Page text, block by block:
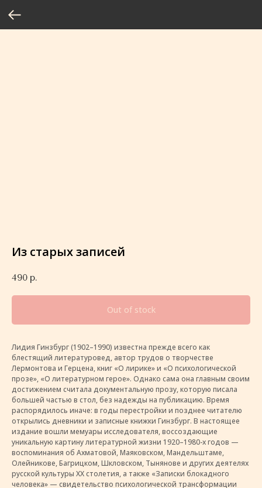
Из старых записей
490 р.
Out of stock
Лидия Гинзбург (1902–1990) известна прежде всего как
блестящий литературовед, автор трудов о творчестве
Лермонтова и Герцена, книг «О лирике» и «О психологической
прозе», «О литературном герое». Однако сама она главным своим
достижением считала документальную прозу, которую писала
большей частью в стол, без надежды на публикацию. Время
распорядилось иначе: в годы перестройки и позднее читателю
открылись дневники и записные книжки Гинзбург. В настоящее
издание вошли мемуары исследователя, воссоздающие
уникальную картину литературной жизни 1920–1980-х годов —
воспоминания об Ахматовой, Маяковском, Мандельштаме,
Олейникове, Багрицком, Шкловском, Тынянове и других деятелях
русской культуры XX столетия, а также «Записки блокадного
человека» — свидетельство психологической трансформации